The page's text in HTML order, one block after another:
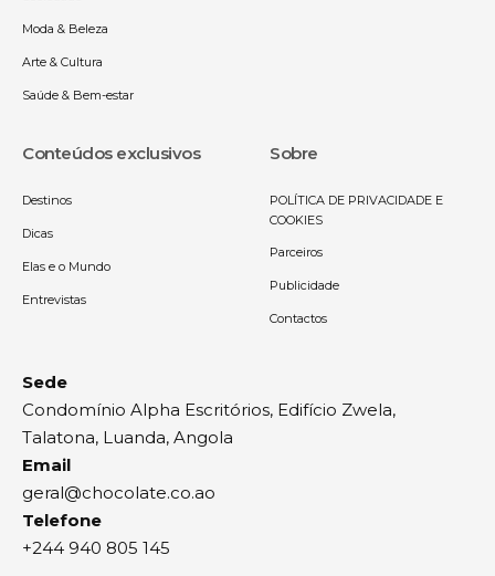
Moda & Beleza
Arte & Cultura
Saúde & Bem-estar
Conteúdos exclusivos
Destinos
Dicas
Elas e o Mundo
Entrevistas
Sobre
POLÍTICA DE PRIVACIDADE E
COOKIES
Parceiros
Publicidade
Contactos
Sede
Condomínio Alpha Escritórios, Edifício Zwela,
Talatona, Luanda, Angola
Email
geral@chocolate.co.ao
Telefone
+244 940 805 145